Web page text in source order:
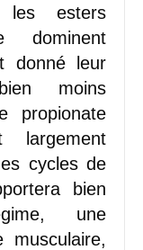
esters
dominent
donné leur
moins
propionate
largement
cycles de
bien
une
musculaire,